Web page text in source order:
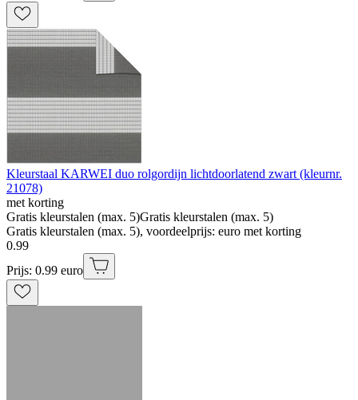
Kleurstaal KARWEI duo rolgordijn lichtdoorlatend zwart (kleurnr.
21078)
met korting
Gratis kleurstalen (max. 5)Gratis kleurstalen (max. 5)
Gratis kleurstalen (max. 5), voordeelprijs: euro met korting
0.99
Prijs: 0.99 euro